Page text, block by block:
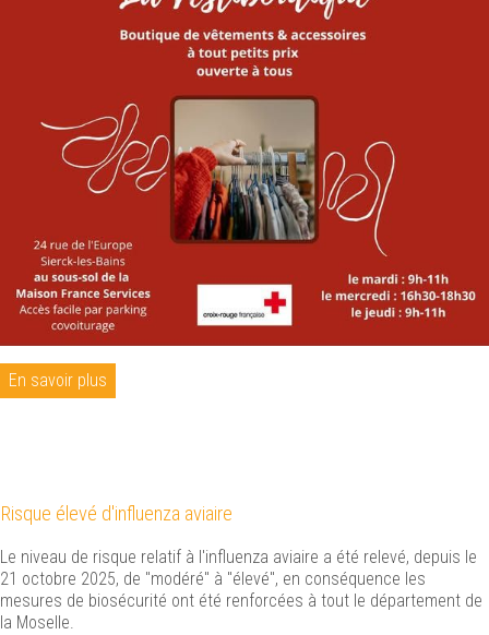
En savoir plus
Risque élevé d'influenza aviaire
Le niveau de risque relatif à l'influenza aviaire a été relevé, depuis le
21 octobre 2025, de "modéré" à "élevé", en conséquence les
mesures de biosécurité ont été renforcées à tout le département de
la Moselle.